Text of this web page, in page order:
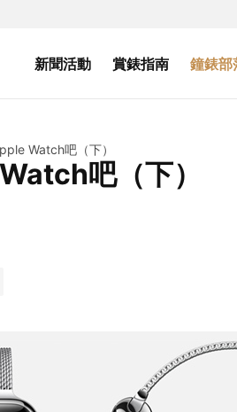
新聞活動 賞錶指南 鐘錶部
Watch吧（下）
吧（下）